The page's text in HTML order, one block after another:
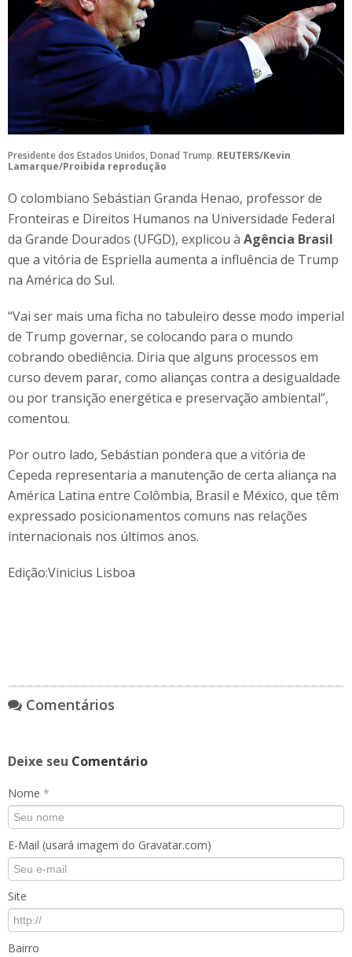
Presidente dos Estados Unidos, Donad Trump. REUTERS/Kevin
Lamarque/Proibida reprodução
O colombiano Sebástian Granda Henao, professor de
Fronteiras e Direitos Humanos na Universidade Federal
da Grande Dourados (UFGD), explicou à Agência Brasil
que a vitória de Espriella aumenta a influência de Trump
na América do Sul.
“Vai ser mais uma ficha no tabuleiro desse modo imperial
de Trump governar, se colocando para o mundo
cobrando obediência. Diria que alguns processos em
curso devem parar, como alianças contra a desigualdade
ou por transição energética e preservação ambiental”,
comentou.
Por outro lado, Sebástian pondera que a vitória de
Cepeda representaria a manutenção de certa aliança na
América Latina entre Colômbia, Brasil e México, que têm
expressado posicionamentos comuns nas relações
internacionais nos últimos anos.
Edição:Vinicius Lisboa
Comentários
Deixe seu Comentário
Nome *
E-Mail (usará imagem do Gravatar.com)
Site
Bairro